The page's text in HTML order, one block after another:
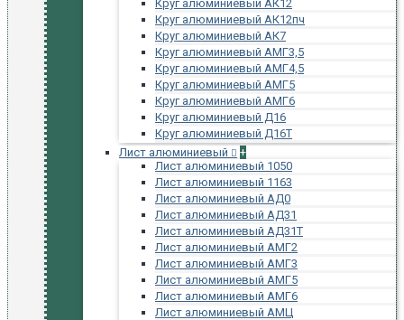
Круг алюминиевый АК12
Круг алюминиевый АК12пч
Круг алюминиевый АК7
Круг алюминиевый АМГ3,5
Круг алюминиевый АМГ4,5
Круг алюминиевый АМГ5
Круг алюминиевый АМГ6
Круг алюминиевый Д16
Круг алюминиевый Д16Т
Лист алюминиевый
+
Лист алюминиевый 1050
Лист алюминиевый 1163
Лист алюминиевый АД0
Лист алюминиевый АД31
Лист алюминиевый АД31Т
Лист алюминиевый АМГ2
Лист алюминиевый АМГ3
Лист алюминиевый АМГ5
Лист алюминиевый АМГ6
Лист алюминиевый АМЦ